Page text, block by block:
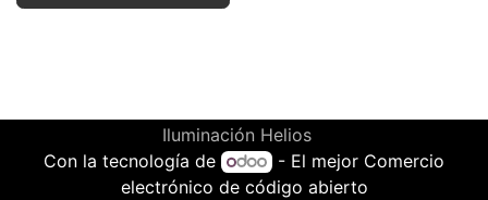
Iluminación Helios
Con la tecnología de
- El mejor Comercio
electrónico de código abierto